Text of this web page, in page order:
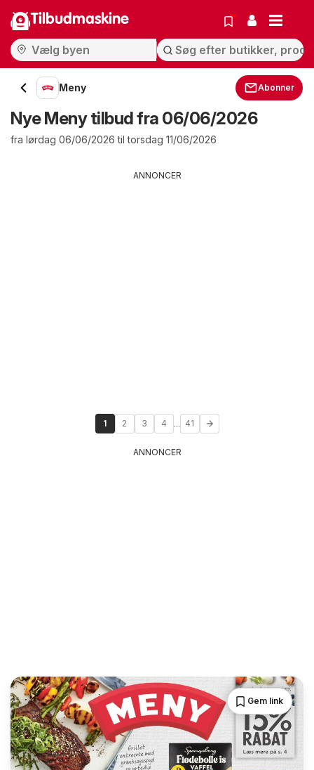
Tilbudmaskine
Meny Abonner
Nye Meny tilbud fra 06/06/2026
fra lørdag 06/06/2026 til torsdag 11/06/2026
ANNONCER
1 2 3 4 ... 41
ANNONCER
Gem link